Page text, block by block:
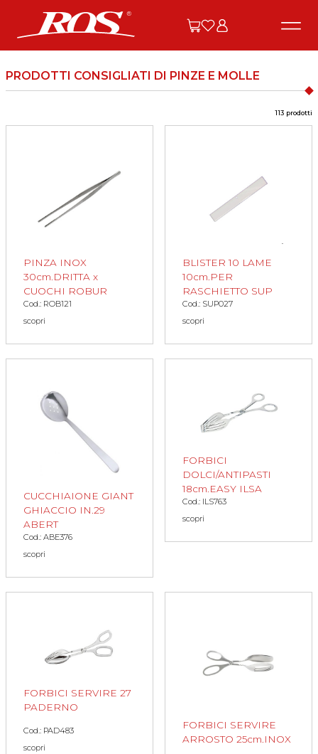
PRODOTTI CONSIGLIATI DI PINZE E MOLLE
113 prodotti
PINZA INOX
30cm.DRITTA x
CUOCHI ROBUR
Cod.: ROB121
scopri
BLISTER 10 LAME
10cm.PER
RASCHIETTO SUP
Cod.: SUP027
scopri
CUCCHIAIONE GIANT
GHIACCIO IN.29
ABERT
Cod.: ABE376
scopri
FORBICI
DOLCI/ANTIPASTI
18cm.EASY ILSA
Cod.: ILS763
scopri
FORBICI SERVIRE 27
PADERNO
Cod.: PAD483
scopri
FORBICI SERVIRE
ARROSTO 25cm.INOX